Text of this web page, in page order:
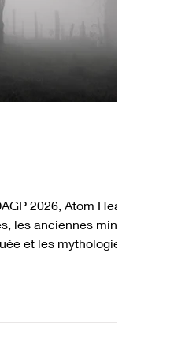
2026, Atom Hearth
les anciennes mines
et les mythologies